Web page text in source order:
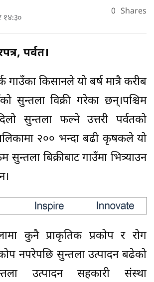
१४:३० 0 Shares
पर्वत।
गाउँका किसानले यो बर्ष मात्रै करीब
सुन्तला विक्री गरेका छन्।पश्चिम
सुन्तला फल्ने उत्तरी पर्वतको
२०० भन्दा बढी कृषकले यो
सुन्तला बिक्रीबाट गाउँमा भित्र्याउन
कुनै प्राकृतिक प्रकोप र रोग
नपरेपछि सुन्तला उत्पादन बढेको
उत्पादन सहकारी संस्था